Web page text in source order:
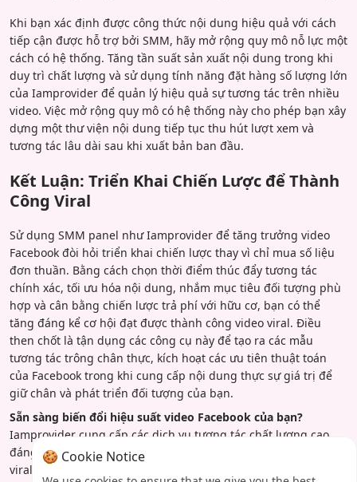
Khi bạn xác định được công thức nội dung hiệu quả với cách
tiếp cận được hỗ trợ bởi SMM, hãy mở rộng quy mô nỗ lực một
cách có hệ thống. Tăng tần suất sản xuất nội dung trong khi
duy trì chất lượng và sử dụng tính năng đặt hàng số lượng lớn
của Iamprovider để quản lý hiệu quả sự tương tác trên nhiều
video. Việc mở rộng quy mô có hệ thống này cho phép bạn xây
dựng một thư viện nội dung tiếp tục thu hút lượt xem và
tương tác lâu dài sau khi xuất bản ban đầu.
Kết Luận: Triển Khai Chiến Lược để Thành
Công Viral
Sử dụng SMM panel như Iamprovider để tăng trưởng video
Facebook đòi hỏi triển khai chiến lược thay vì chỉ mua số liệu
đơn thuần. Bằng cách chọn thời điểm thúc đẩy tương tác
chính xác, tối ưu hóa nội dung, nhắm mục tiêu đối tượng phù
hợp và cân bằng chiến lược trả phí với hữu cơ, bạn có thể
tăng đáng kể cơ hội đạt được thành công video viral. Điều
then chốt là tận dụng các công cụ này để tạo ra các mẫu
tương tác trông chân thực, kích hoạt các ưu tiên thuật toán
của Facebook trong khi cung cấp nội dung thực sự giá trị để
giữ chân và phát triển đối tượng của bạn.
Sẵn sàng biến đổi hiệu suất video Facebook của bạn?
Iamprovider cung cấp các dịch vụ tương tác chất lượng cao,
đáng tin cậy bạn cần để khởi động hành trình tăng trưởng
viral. Truy cập Iamprovider ngay hôm nay để khám phá các
🍪 Cookie Notice